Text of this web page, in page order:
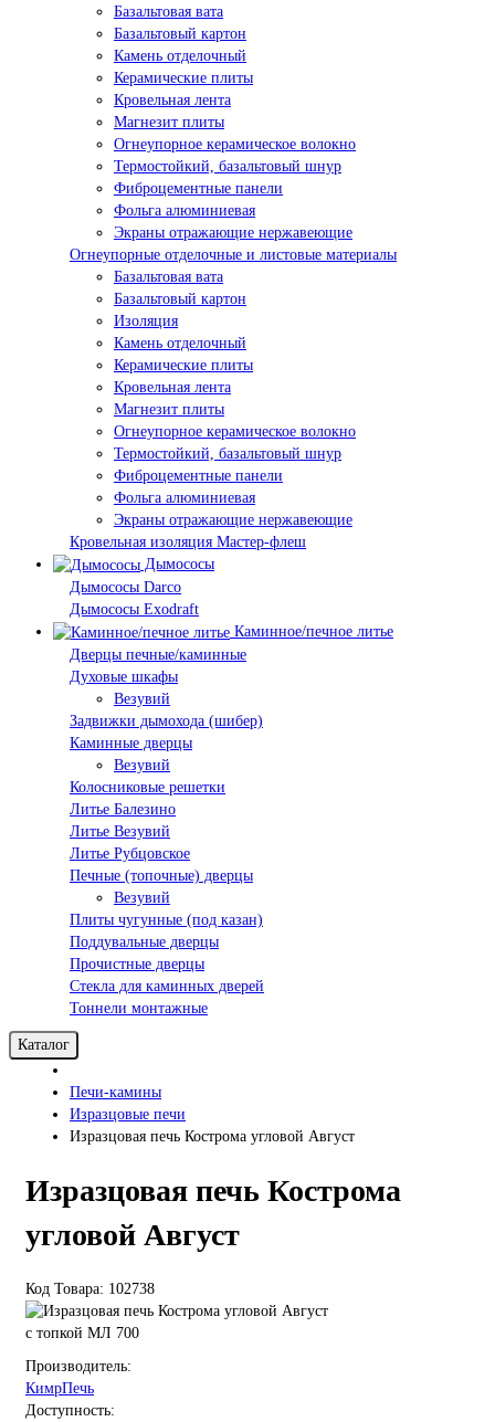
Базальтовая вата
Базальтовый картон
Камень отделочный
Керамические плиты
Кровельная лента
Магнезит плиты
Огнеупорное керамическое волокно
Термостойкий, базальтовый шнур
Фиброцементные панели
Фольга алюминиевая
Экраны отражающие нержавеющие
Огнеупорные отделочные и листовые материалы
Базальтовая вата
Базальтовый картон
Изоляция
Камень отделочный
Керамические плиты
Кровельная лента
Магнезит плиты
Огнеупорное керамическое волокно
Термостойкий, базальтовый шнур
Фиброцементные панели
Фольга алюминиевая
Экраны отражающие нержавеющие
Кровельная изоляция Мастер-флеш
Дымососы
Дымососы Darco
Дымососы Exodraft
Каминное/печное литье
Дверцы печные/каминные
Духовые шкафы
Везувий
Задвижки дымохода (шибер)
Каминные дверцы
Везувий
Колосниковые решетки
Литье Балезино
Литье Везувий
Литье Рубцовское
Печные (топочные) дверцы
Везувий
Плиты чугунные (под казан)
Поддувальные дверцы
Прочистные дверцы
Стекла для каминных дверей
Тоннели монтажные
Каталог
Печи-камины
Изразцовые печи
Изразцовая печь Кострома угловой Август
Изразцовая печь Кострома
угловой Август
Код Товара: 102738
с топкой МЛ 700
Производитель:
КимрПечь
Доступность: